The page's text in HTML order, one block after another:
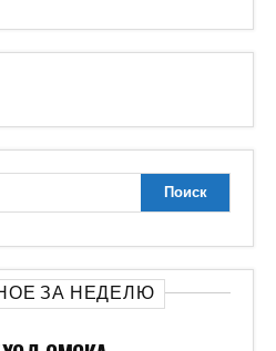
ЗА НЕДЕЛЮ